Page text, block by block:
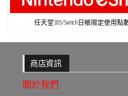
任天堂3DS/Switch日帳限定使用點
商店資訊
關於我們